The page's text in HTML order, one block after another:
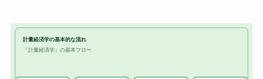
計量経済学の基本的な流れ
『計量経済学』の基本フロー